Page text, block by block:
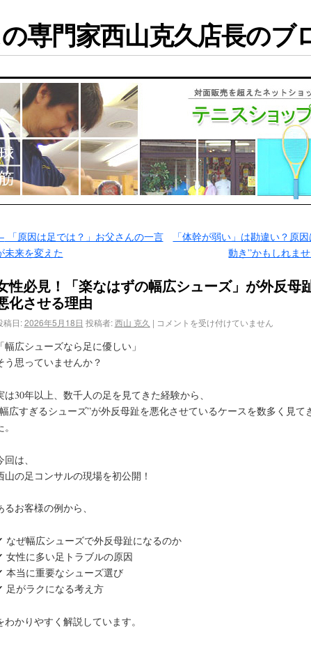
専門家西山克久店長のブ
「原因は足では？」お父さんの一言
未来を変えた
「体幹が弱い」は勘違い？原
動き”かもしれませ
性必見！「楽なはずの幅広シューズ」が外反母
化させる理由
稿日: 2026年5月18日 投稿者: 西山 克久 | コメントを受け付けていません
「幅広シューズなら足に優しい」
う思っていませんか？
は30年以上、数千人の足を見てきた経験から、
広すぎるシューズ”が外反母趾を悪化させているケースを数多く見て
回は、
山の足コンサルの現場を初公開！
るお客様の例から、
なぜ幅広シューズで外反母趾になるのか
女性に多い足トラブルの原因
本当に重要なシューズ選び
足がラクになる考え方
わかりやすく解説しています。